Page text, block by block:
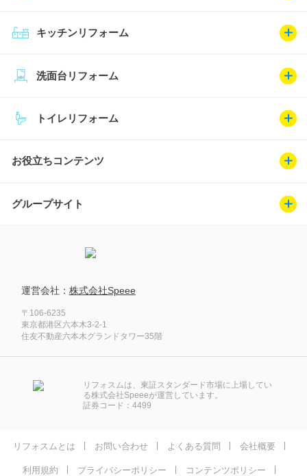
キッチンリフォーム
トイレリフォーム
洗面台リフォーム
お役立ちコンテンツ
グループサイト
運営会社： 株式会社Speee
〒106-6235
東京都港区六本木3-2-1
住友不動産六本木グランドタワー35階
リフォスムは、東証スタンダード市場に上場してい
る株式会社Speeeが運営しています。
証券コード：4499
リフォスムとは お問い合わせ よくある質問 会社概要
利用規約 プライバシーポリシー コンテンツポリシー